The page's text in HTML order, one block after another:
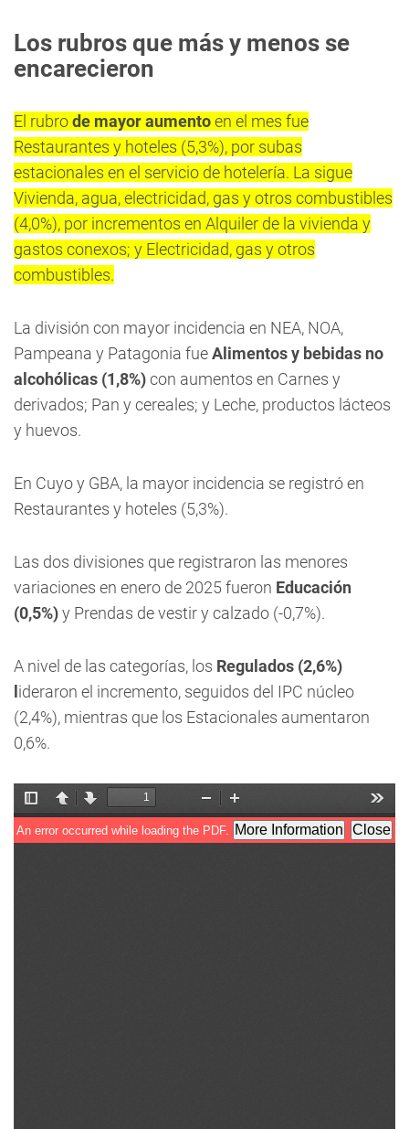
Los rubros que más y menos se
encarecieron
El rubrode mayor aumentoen el mes fue
Restaurantes y hoteles (5,3%), por subas
estacionales en el servicio de hotelería. La sigue
Vivienda, agua, electricidad, gas y otros combustibles
(4,0%), por incrementos en Alquiler de la vivienda y
gastos conexos; y Electricidad, gas y otros
combustibles.
La división con mayor incidencia en NEA, NOA,
Pampeana y Patagonia fueAlimentos y bebidas no
alcohólicas (1,8%)con aumentos en Carnes y
derivados; Pan y cereales; y Leche, productos lácteos
y huevos.
En Cuyo y GBA, la mayor incidencia se registró en
Restaurantes y hoteles (5,3%).
Las dos divisiones que registraron las menores
variaciones en enero de 2025 fueron Educación
(0,5%)y Prendas de vestir y calzado (-0,7%).
A nivel de las categorías, los Regulados (2,6%)
ideraron el incremento, seguidos del IPC núcleo
(2,4%), mientras que los Estacionales aumentaron
0,6%.